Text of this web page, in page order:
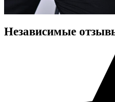
Независимые